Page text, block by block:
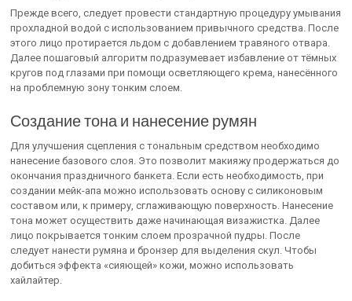
Прежде всего, следует провести стандартную процедуру умывания
прохладной водой с использованием привычного средства. После
этого лицо протирается льдом с добавлением травяного отвара.
Далее пошаговый алгоритм подразумевает избавление от тёмных
кругов под глазами при помощи осветляющего крема, нанесённого
на проблемную зону тонким слоем.
Создание тона и нанесение румян
Для улучшения сцепления с тональным средством необходимо
нанесение базового слоя. Это позволит макияжу продержаться до
окончания праздничного банкета. Если есть необходимость, при
создании мейк-апа можно использовать основу с силиконовым
составом или, к примеру, сглаживающую поверхность. Нанесение
тона может осуществить даже начинающая визажистка. Далее
лицо покрывается тонким слоем прозрачной пудры. После
следует нанести румяна и бронзер для выделения скул. Чтобы
добиться эффекта «сияющей» кожи, можно использовать
хайлайтер.